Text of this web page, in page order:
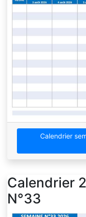
Calendrier
Calendrier
N°33